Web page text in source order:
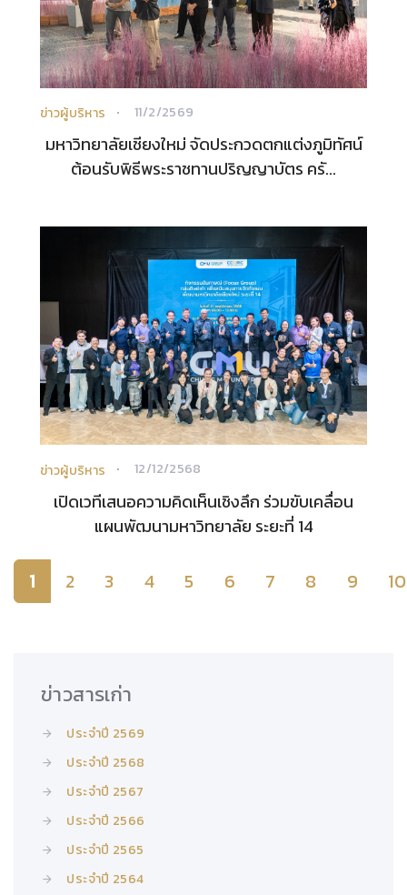
ข่าวผู้บริหาร 11/2/2569
มหาวิทยาลัยเชียงใหม่ จัดประกวดตกแต่งภูมิทัศน์
ต้อนรับพิธีพระราชทานปริญญาบัตร ครั...
ข่าวผู้บริหาร 12/12/2568
เปิดเวทีเสนอความคิดเห็นเชิงลึก ร่วมขับเคลื่อน
แผนพัฒนามหาวิทยาลัย ระยะที่ 14
1 2 3 4 5 6 7 8 9 10
ข่าวสารเก่า
ประจำปี 2569
ประจำปี 2568
ประจำปี 2567
ประจำปี 2566
ประจำปี 2565
ประจำปี 2564